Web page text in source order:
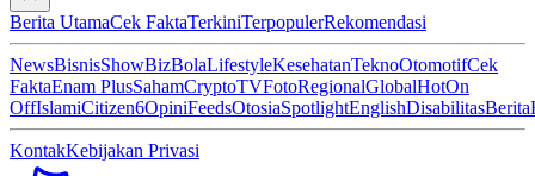
Berita UtamaCek FaktaTerkiniTerpopulerRekomendasi
NewsBisnisShowBizBolaLifestyleKesehatanTeknoOtomotifCek
FaktaEnam PlusSahamCryptoTVFotoRegionalGlobalHotOn
OffIslamiCitizen6OpiniFeedsOtosiaSpotlightEnglishDisabilitasBerita
KontakKebijakan Privasi